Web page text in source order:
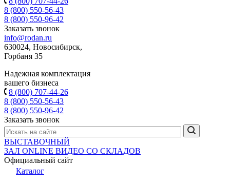
8 (800) 550-56-43
8 (800) 550-96-42
Заказать звонок
info@rodan.ru
630024, Новосибирск,
Горбаня 35
Надежная комплектация
вашего бизнеса
8 (800) 707-44-26
8 (800) 550-56-43
8 (800) 550-96-42
Заказать звонок
ВЫСТАВОЧНЫЙ
ЗАЛ ONLINE ВИДЕО СО СКЛАДОВ
Официальный сайт
Каталог